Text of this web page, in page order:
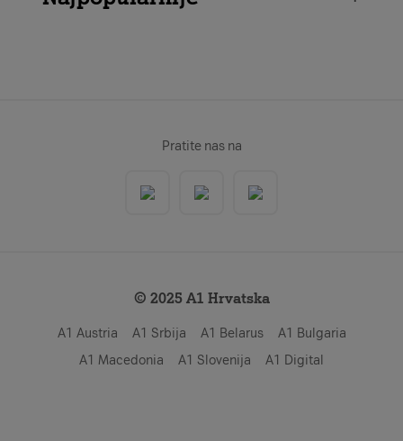
Pratite nas na
© 2025 A1 Hrvatska
A1 Austria A1 Srbija A1 Belarus
A1 Bulgaria
A1 Macedonia
A1 Slovenija A1 Digital